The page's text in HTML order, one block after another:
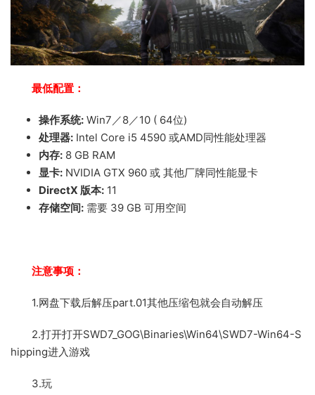
最低配置：
操作系统: Win7／8／10 ( 64位)
处理器: Intel Core i5 4590 或AMD同性能处理器
内存: 8 GB RAM
显卡: NVIDIA GTX 960 或 其他厂牌同性能显卡
DirectX 版本: 11
存储空间: 需要 39 GB 可用空间
注意事项：
1.网盘下载后解压part.01其他压缩包就会自动解压
2.打开打开SWD7_GOG\Binaries\Win64\SWD7-Win64-S
hipping进入游戏
3.玩